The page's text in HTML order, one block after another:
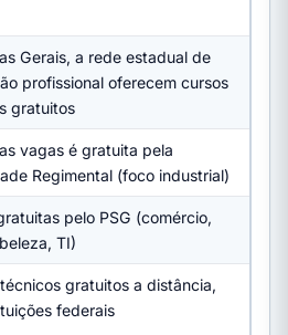
Gerais, a rede estadual de
profissional oferecem cursos
gratuitos
vagas é gratuita pela
Regimental (foco industrial)
pelo PSG (comércio,
TI)
gratuitos a distância,
federais